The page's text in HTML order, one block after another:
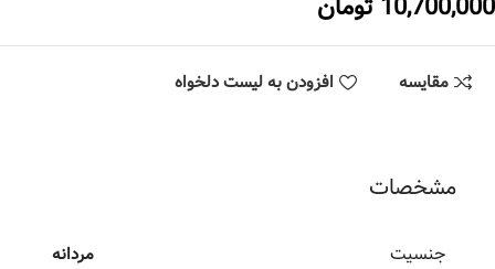
10,700,000 تومان
مقایسه افزودن به لیست دلخواه
مشخصات
جنسیت مردانه